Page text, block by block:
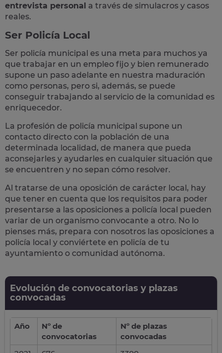
entrevista personal a través de simulacros y casos
reales.
Ser Policía Local
Ser policía municipal es una meta para muchos ya
que trabajar en un empleo fijo y bien remunerado
supone un paso adelante en nuestra maduración
como personas, pero si, además, se puede
conseguir trabajando al servicio de la comunidad es
enriquecedor.
La profesión de policía municipal supone un
contacto directo con la población de una
determinada localidad, de manera que pueda
aconsejarles y ayudarles en cualquier situación que
se encuentren y no sepan cómo resolver.
Al tratarse de una oposición de carácter local, hay
que tener en cuenta que los requisitos para poder
presentarse a las oposiciones a policía local pueden
variar de un organismo convocante a otro. No lo
pienses más, prepara con nosotros las oposiciones a
policía local y conviértete en policía de tu
ayuntamiento o comunidad autónoma.
Evolución de convocatorias y plazas
convocadas
Año
Nº de
convocatorias
Nº de plazas
convocadas